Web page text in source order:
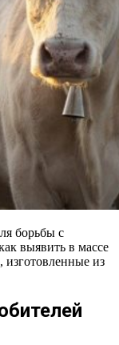
борьбы с
выявить в массе
из